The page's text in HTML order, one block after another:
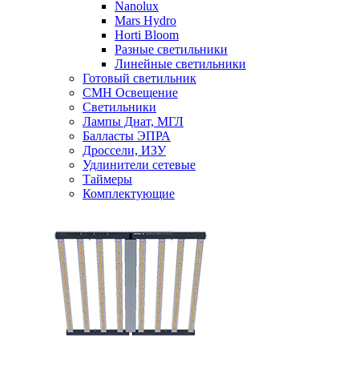
Nanolux
Mars Hydro
Horti Bloom
Разные светильники
Линейные светильники
Готовый светильник
CMH Освещение
Светильники
Лампы Днат, МГЛ
Балласты ЭПРА
Дроссели, ИЗУ
Удлинители сетевые
Таймеры
Комплектующие